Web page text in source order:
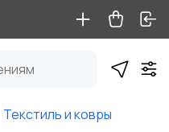
Текстиль и ковры